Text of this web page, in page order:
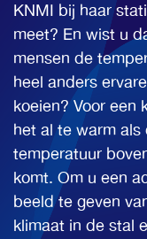
KNMI bij haar
meet? En wist u
mensen de
heel anders
koeien? Voor een
het al te warm als
temperatuur
komt. Om u een
beeld te geven
klimaat in de stal